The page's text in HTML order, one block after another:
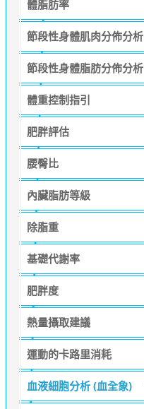
體脂肪率
節段性身體肌肉分佈分析
節段性身體脂肪分佈分析
體重控制指引
肥胖評估
腰臀比
內臟脂肪等級
除脂重
基礎代謝率
肥胖度
熱量攝取建議
運動的卡路里消耗
血液細胞分析 (血全象)